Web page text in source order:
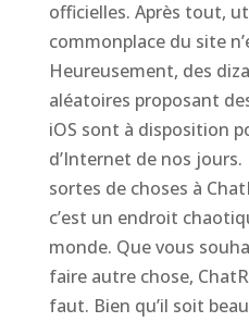
officielles. Après tout,
commonplace du site
Heureusement, des
aléatoires proposant
iOS sont à disposition
d’Internet de nos
sortes de choses à
c’est un endroit
monde. Que vous
faire autre chose,
faut. Bien qu’il soit